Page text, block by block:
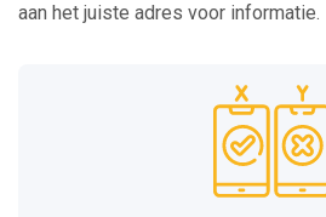
aan het juiste adres voor informatie.